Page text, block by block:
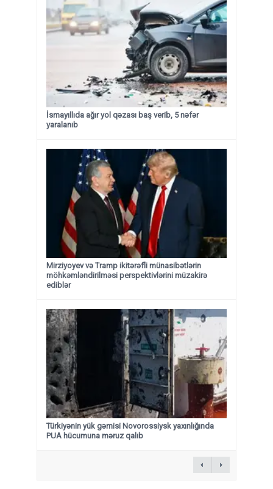
İsmayıllıda ağır yol qəzası baş verib, 5 nəfər
yaralanıb
Mirziyoyev və Tramp ikitərəfli münasibətlərin
möhkəmləndirilməsi perspektivlərini müzakirə
ediblər
Türkiyənin yük gəmisi Novorossiysk yaxınlığında
PUA hücumuna məruz qalıb